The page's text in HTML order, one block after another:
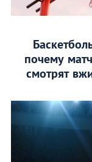
почему
смотрят